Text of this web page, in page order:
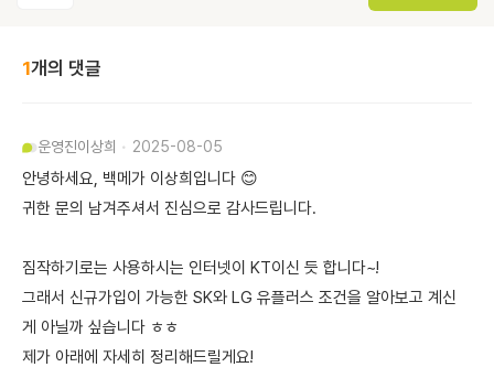
1개의 댓글
운영진이상희 2025-08-05
안녕하세요, 백메가 이상희입니다 😊
귀한 문의 남겨주셔서 진심으로 감사드립니다.
짐작하기로는 사용하시는 인터넷이 KT이신 듯 합니다~!
그래서 신규가입이 가능한 SK와 LG 유플러스 조건을 알아보고 계신
게 아닐까 싶습니다 ㅎㅎ
제가 아래에 자세히 정리해드릴게요!